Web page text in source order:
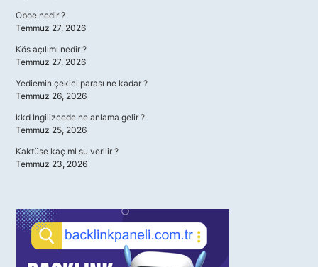
Oboe nedir ?
Temmuz 27, 2026
Kös açılımı nedir ?
Temmuz 27, 2026
Yediemin çekici parası ne kadar ?
Temmuz 26, 2026
kkd İngilizcede ne anlama gelir ?
Temmuz 25, 2026
Kaktüse kaç ml su verilir ?
Temmuz 23, 2026